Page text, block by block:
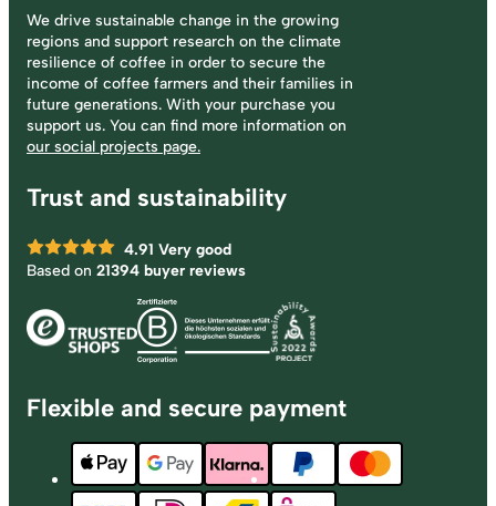
We drive sustainable change in the growing
regions and support research on the climate
resilience of coffee in order to secure the
income of coffee farmers and their families in
future generations. With your purchase you
support us. You can find more information on
our social projects page.
Trust and sustainability
4.91 Very good
Based on 21394 buyer reviews
Flexible and secure payment